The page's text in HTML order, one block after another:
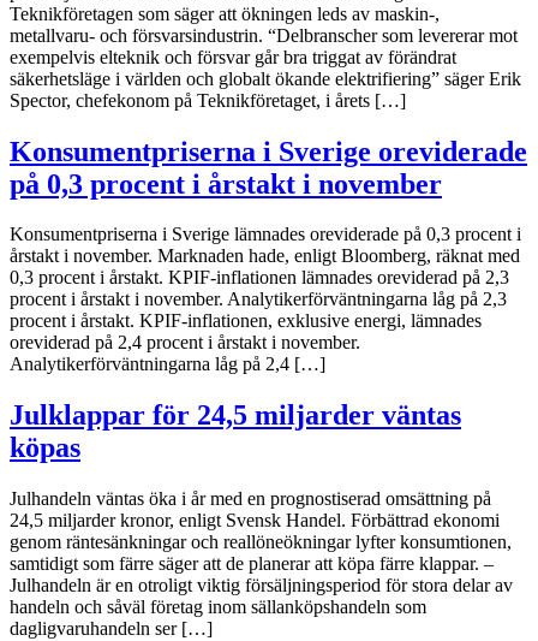
Teknikföretagen som säger att ökningen leds av maskin-,
metallvaru- och försvarsindustrin. “Delbranscher som levererar mot
exempelvis elteknik och försvar går bra triggat av förändrat
säkerhetsläge i världen och globalt ökande elektrifiering” säger Erik
Spector, chefekonom på Teknikföretaget, i årets […]
Konsumentpriserna i Sverige oreviderade
på 0,3 procent i årstakt i november
Konsumentpriserna i Sverige lämnades oreviderade på 0,3 procent i
årstakt i november. Marknaden hade, enligt Bloomberg, räknat med
0,3 procent i årstakt. KPIF-inflationen lämnades oreviderad på 2,3
procent i årstakt i november. Analytikerförväntningarna låg på 2,3
procent i årstakt. KPIF-inflationen, exklusive energi, lämnades
oreviderad på 2,4 procent i årstakt i november.
Analytikerförväntningarna låg på 2,4 […]
Julklappar för 24,5 miljarder väntas
köpas
Julhandeln väntas öka i år med en prognostiserad omsättning på
24,5 miljarder kronor, enligt Svensk Handel. Förbättrad ekonomi
genom räntesänkningar och reallöneökningar lyfter konsumtionen,
samtidigt som färre säger att de planerar att köpa färre klappar. –
Julhandeln är en otroligt viktig försäljningsperiod för stora delar av
handeln och såväl företag inom sällanköpshandeln som
dagligvaruhandeln ser […]